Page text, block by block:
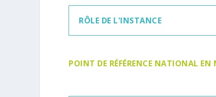
RÔLE DE L'INSTANCE
POINT DE RÉFÉRENCE NATIONAL EN